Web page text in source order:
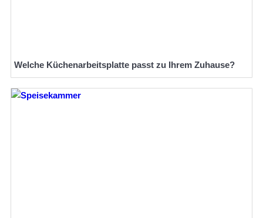
Welche Küchenarbeitsplatte passt zu Ihrem Zuhause?